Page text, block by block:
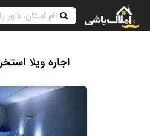
اجاره ویلا